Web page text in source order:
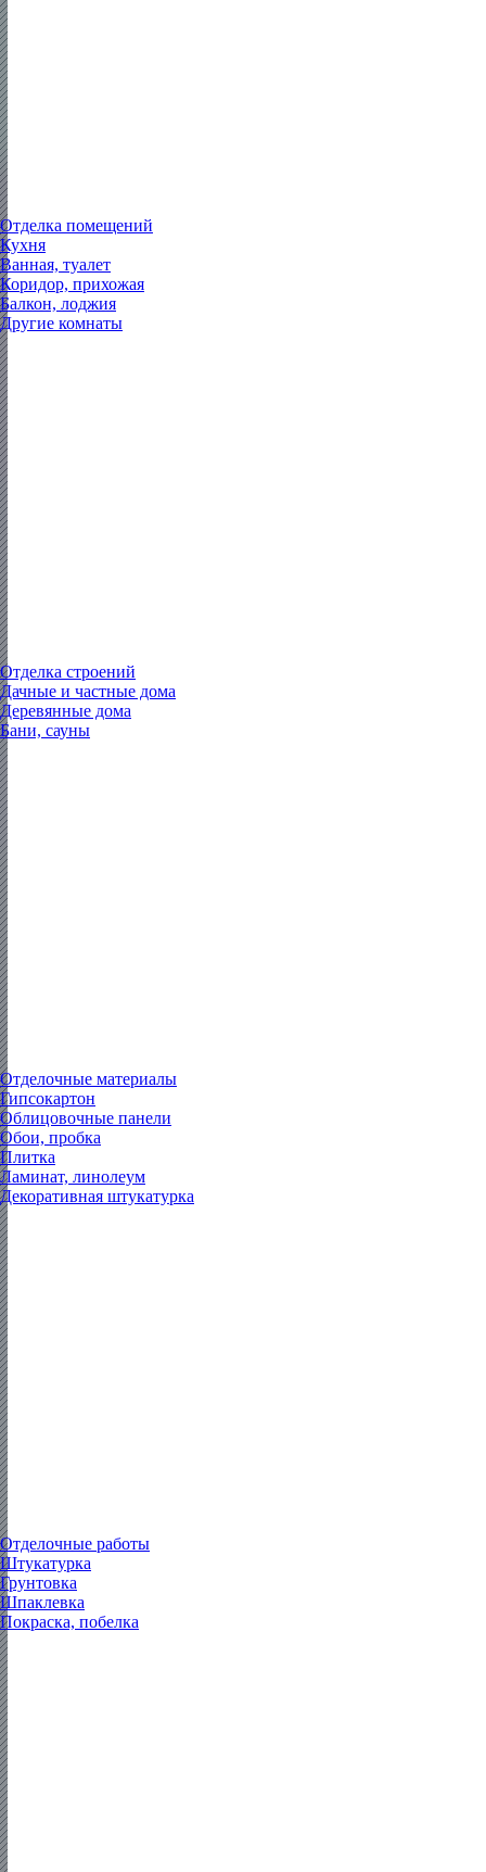
Отделка помещений
Кухня
Ванная, туалет
Коридор, прихожая
Балкон, лоджия
Другие комнаты
Отделка строений
Дачные и частные дома
Деревянные дома
Бани, сауны
Отделочные материалы
Гипсокартон
Облицовочные панели
Обои, пробка
Плитка
Ламинат, линолеум
Декоративная штукатурка
Отделочные работы
Штукатурка
Грунтовка
Шпаклевка
Покраска, побелка